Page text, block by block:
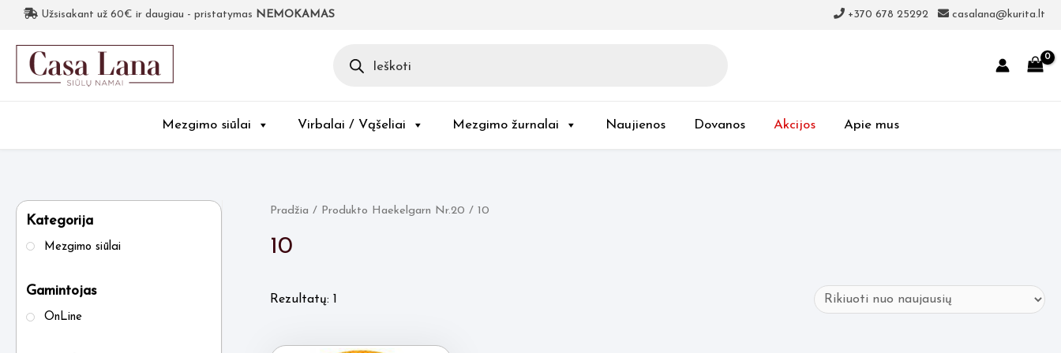
Užsisakant už 60€ ir daugiau - pristatymas NEMOKAMAS +370 678 25292 casalana@kurita.lt
search
Mezgimo siūlai Virbalai / Vąšeliai Mezgimo žurnalai Naujienos Dovanos Akcijos Apie mus
Kategorija
Mezgimo siūlai
Gamintojas
OnLine
Pradžia / Produkto Haekelgarn Nr.20 / 10
10
Rezultatų: 1